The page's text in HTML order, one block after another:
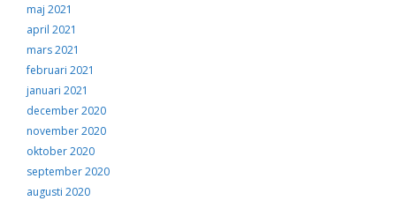
maj 2021
april 2021
mars 2021
februari 2021
januari 2021
december 2020
november 2020
oktober 2020
september 2020
augusti 2020